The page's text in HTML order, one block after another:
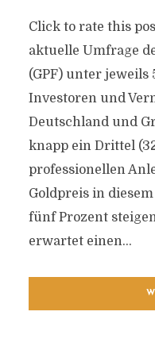
Click to rate this
aktuelle Umfrage
(GPF) unter
Investoren und
Deutschland und
knapp ein Drittel
professionellen
Goldpreis in
fünf Prozent
erwartet einen...